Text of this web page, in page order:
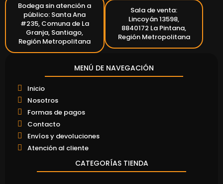
Bodega sin atención a
público: Santa Ana
#235, Comuna de La
Granja, Santiago,
Región Metropolitana
Sala de venta:
Lincoyán 13598,
8840172 La Pintana,
Región Metropolitana
MENÚ DE NAVEGACIÓN
Inicio
Nosotros
Formas de pagos
Contacto
Envíos y devoluciones
Atención al cliente
CATEGORÍAS TIENDA